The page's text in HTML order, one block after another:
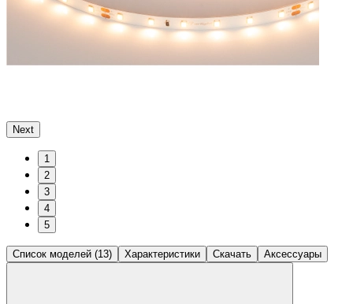
Next
1
2
3
4
5
Список моделей (13) Характеристики Скачать Аксессуары